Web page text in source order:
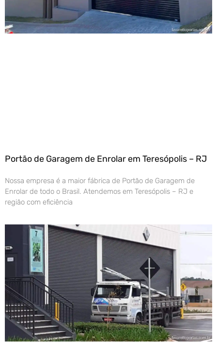
Portão de Garagem de Enrolar em Teresópolis – RJ
Nossa empresa é a maior fábrica de Portão de Garagem de
Enrolar de todo o Brasil. Atendemos em Teresópolis – RJ e
região com eficiência